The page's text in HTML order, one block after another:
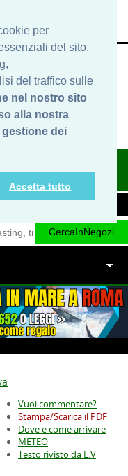
per
del sito,
del traffico sulle
nel nostro sito
alla nostra
dei
Accetta tutto
Vuoi commentare?
Stampa/Scarica il PDF
Dove e come arrivare
METEO
Testo rivisto da L.V